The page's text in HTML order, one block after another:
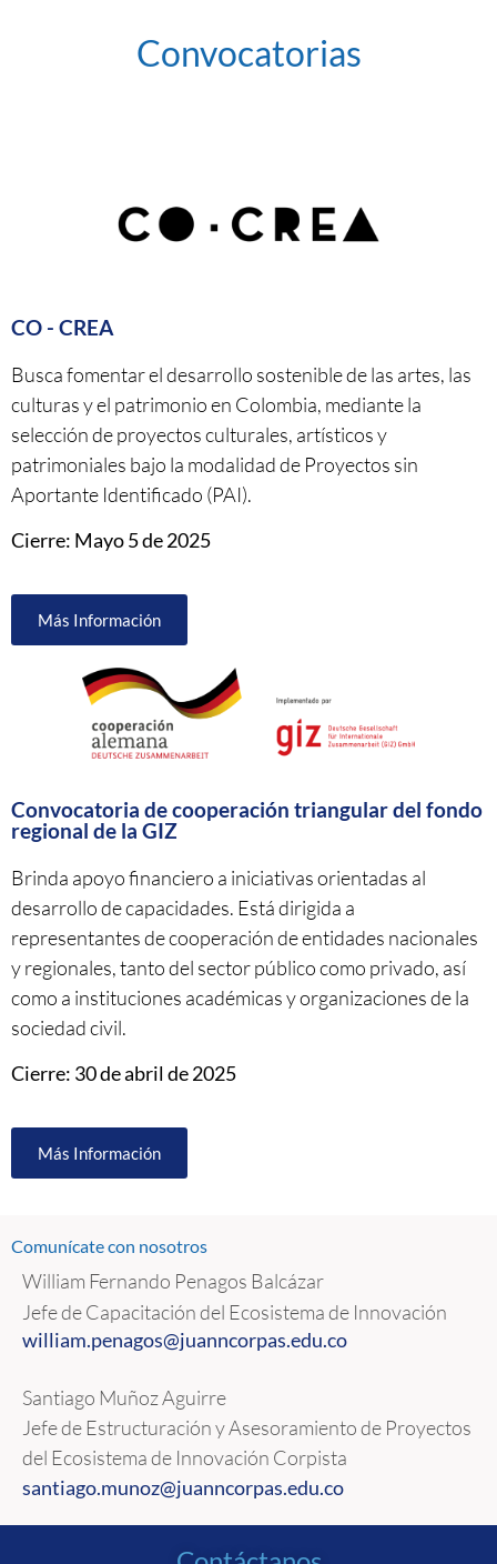
Convocatorias
CO - CREA
Busca fomentar el desarrollo sostenible de las artes, las
culturas y el patrimonio en Colombia, mediante la
selección de proyectos culturales, artísticos y
patrimoniales bajo la modalidad de Proyectos sin
Aportante Identificado (PAI).
Cierre: Mayo 5 de 2025
Más Información
Convocatoria de cooperación triangular del fondo
regional de la GIZ
Brinda apoyo financiero a iniciativas orientadas al
desarrollo de capacidades. Está dirigida a
representantes de cooperación de entidades nacionales
y regionales, tanto del sector público como privado, así
como a instituciones académicas y organizaciones de la
sociedad civil.
Cierre: 30 de abril de 2025
Más Información
Comunícate con nosotros
William Fernando Penagos Balcázar
Jefe de Capacitación del Ecosistema de Innovación
william.penagos@juanncorpas.edu.co
Santiago Muñoz Aguirre
Jefe de Estructuración y Asesoramiento de Proyectos
del Ecosistema de Innovación Corpista
santiago.munoz@juanncorpas.edu.co